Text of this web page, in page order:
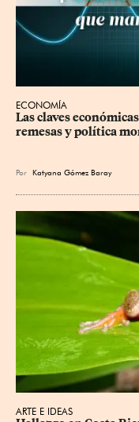
ECONOMÍA
Las claves
remesas y política
Por Katyana Gómez Baray
ARTE E IDEAS